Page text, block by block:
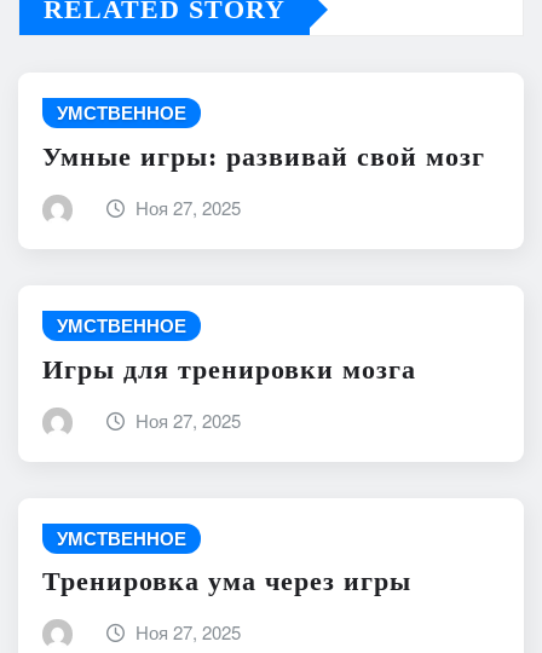
RELATED STORY
УМСТВЕННОЕ
Умные игры: развивай свой мозг
Ноя 27, 2025
УМСТВЕННОЕ
Игры для тренировки мозга
Ноя 27, 2025
УМСТВЕННОЕ
Тренировка ума через игры
Ноя 27, 2025